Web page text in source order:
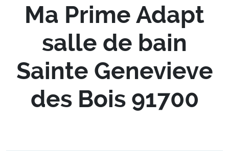
Ma Prime Adapt
salle de bain
Sainte Genevieve
des Bois 91700